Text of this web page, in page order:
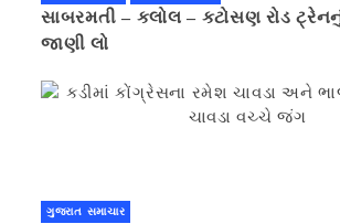
સાબરમતી – કલોલ – કટોસણ રોડ
જાણી લો
ગુજરાત સમાચાર